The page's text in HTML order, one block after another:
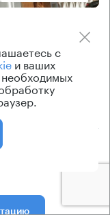
центра
с
и ваших